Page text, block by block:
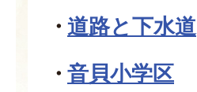
道路と下水道
音貝小学区